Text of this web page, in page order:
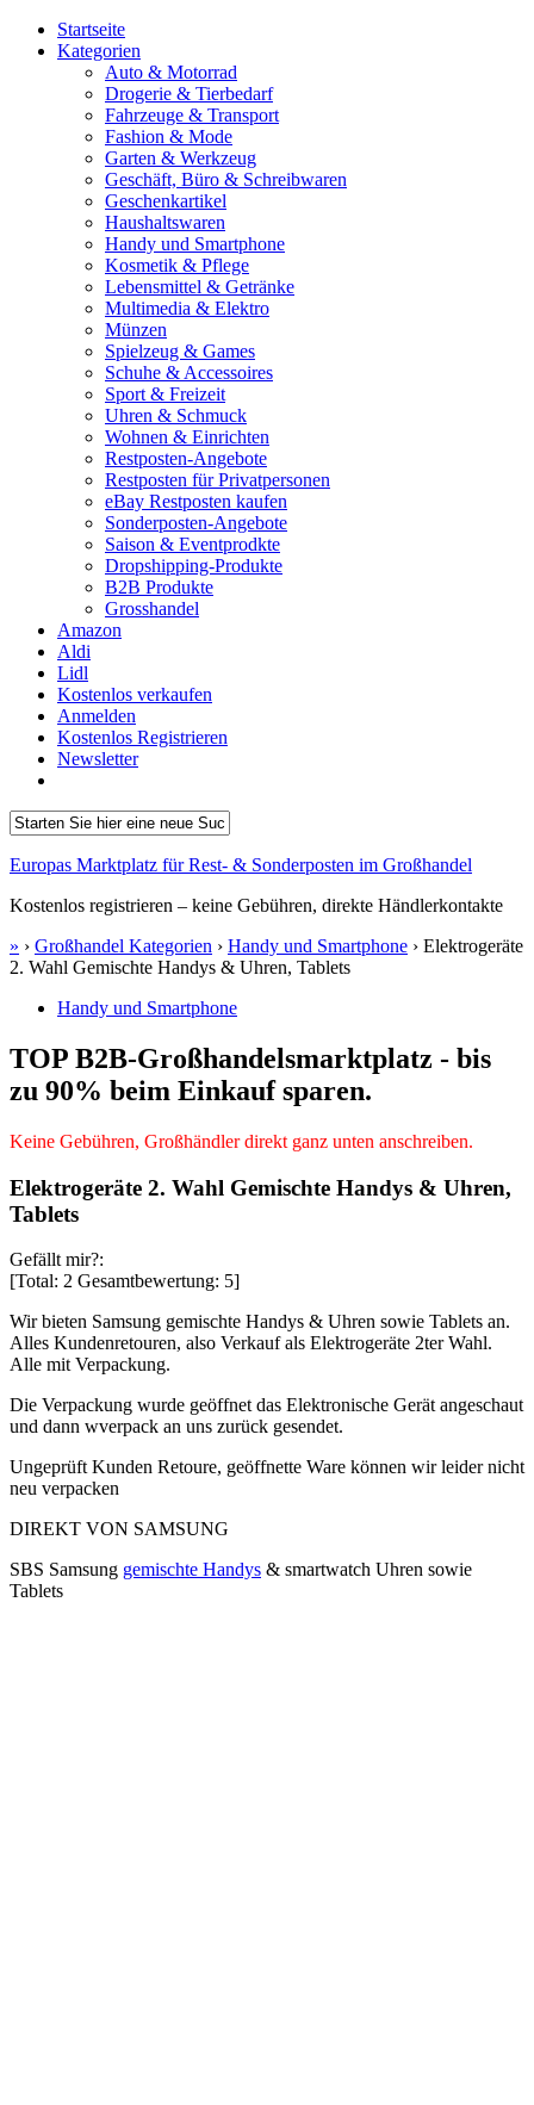
Startseite
Kategorien
Auto & Motorrad
Drogerie & Tierbedarf
Fahrzeuge & Transport
Fashion & Mode
Garten & Werkzeug
Geschäft, Büro & Schreibwaren
Geschenkartikel
Haushaltswaren
Handy und Smartphone
Kosmetik & Pflege
Lebensmittel & Getränke
Multimedia & Elektro
Münzen
Spielzeug & Games
Schuhe & Accessoires
Sport & Freizeit
Uhren & Schmuck
Wohnen & Einrichten
Restposten-Angebote
Restposten für Privatpersonen
eBay Restposten kaufen
Sonderposten-Angebote
Saison & Eventprodkte
Dropshipping-Produkte
B2B Produkte
Grosshandel
Amazon
Aldi
Lidl
Kostenlos verkaufen
Anmelden
Kostenlos Registrieren
Newsletter
Europas Marktplatz für Rest- & Sonderposten im Großhandel
Kostenlos registrieren – keine Gebühren, direkte Händlerkontakte
» › Großhandel Kategorien › Handy und Smartphone › Elektrogeräte
2. Wahl Gemischte Handys & Uhren, Tablets
Handy und Smartphone
TOP B2B-Großhandelsmarktplatz - bis
zu 90% beim Einkauf sparen.
Keine Gebühren, Großhändler direkt ganz unten anschreiben.
Elektrogeräte 2. Wahl Gemischte Handys & Uhren,
Tablets
Gefällt mir?:
[Total: 2 Gesamtbewertung: 5]
Wir bieten Samsung gemischte Handys & Uhren sowie Tablets an.
Alles Kundenretouren, also Verkauf als Elektrogeräte 2ter Wahl.
Alle mit Verpackung.
Die Verpackung wurde geöffnet das Elektronische Gerät angeschaut
und dann wverpack an uns zurück gesendet.
Ungeprüft Kunden Retoure, geöffnette Ware können wir leider nicht
neu verpacken
DIREKT VON SAMSUNG
SBS Samsung gemischte Handys & smartwatch Uhren sowie
Tablets